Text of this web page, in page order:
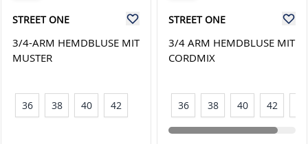
STREET ONE
3/4-ARM HEMDBLUSE MIT
MUSTER
36 38 40 42
STREET ONE
3/4 ARM HEMDBLUSE MIT
CORDMIX
36 38 40 42